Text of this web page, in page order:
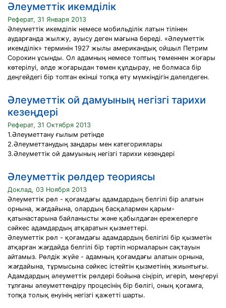
Әлеуметтік икемділік
Реферат, 31 Января 2013
Әлеуметтік икемділік немесе мобильділік латын тілінен
аударғанда жылжу, ауысу деген мағына береді. «Әлеуметтік
икемділік» терминін 1927 жылы американдық ойшыл Петрим
Сорокин ұсынды. Ол адамның немесе топтың төменнен жоғары
көтерілуі, әлде жоғарыдан төмен құлдырау, не болмаса бір
деңгейдегі бір топтан екінші топқа өту мүмкіндігін дәлелдеген.
Әлеуметтік ой дамуының негізгі тарихи
кезеңдері
Реферат, 31 Октября 2013
1.Әлеуметтану ғылым ретінде
2.Әлеуметтанудың заңдары мен категориялары
3.Әлеуметтік ой дамуының негізгі тарихи кезеңдері
Әлеуметтік рөлдер теориясы
Доклад, 03 Ноября 2013
Әлеуметтік рөл - қоғамдағы адамдардың белгілі бір алатын
орнына, жағдайына, олардың басқалармен қарым-
қатынастарына байланысты және қабылдаған ережелерге
сәйкес адамдардың атқаратын қызметтері.
Әлеуметтік рөл - қоғамдағы адамдардың белігілі бір қызметін
атқарған жағдайда белгілі бір тәртіп нормаларын сақтауын
айтамыз. Рөлдік жүйе - адамның қоғамдағы алатын орнына,
жағдайына, тұрмысына сәйкес істейтін қызметінің жиынтығы.
Адамдардың әлеуметтік рөлдері бойына сіңіріп, игеріп, меңгеруі
тұлғаны әлеуметтендіру процесінің бір бөлігі, оның қоғамға,
топқа толық енуінің негізгі қажетті шарты.